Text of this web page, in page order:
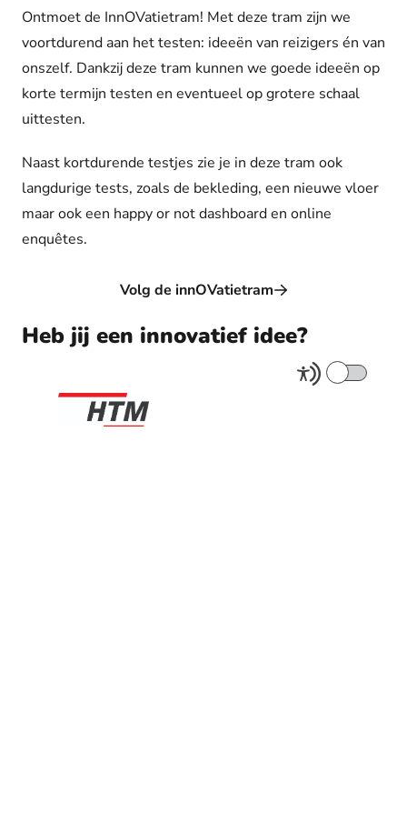
Ontmoet de InnOVatietram! Met deze tram zijn we
voortdurend aan het testen: ideeën van reizigers én van
onszelf. Dankzij deze tram kunnen we goede ideeën op
korte termijn testen en eventueel op grotere schaal
uittesten.
Naast kortdurende testjes zie je in deze tram ook
langdurige tests, zoals de bekleding, een nieuwe vloer
maar ook een happy or not dashboard en online
enquêtes.
Volg de innOVatietram
Heb jij een innovatief idee?